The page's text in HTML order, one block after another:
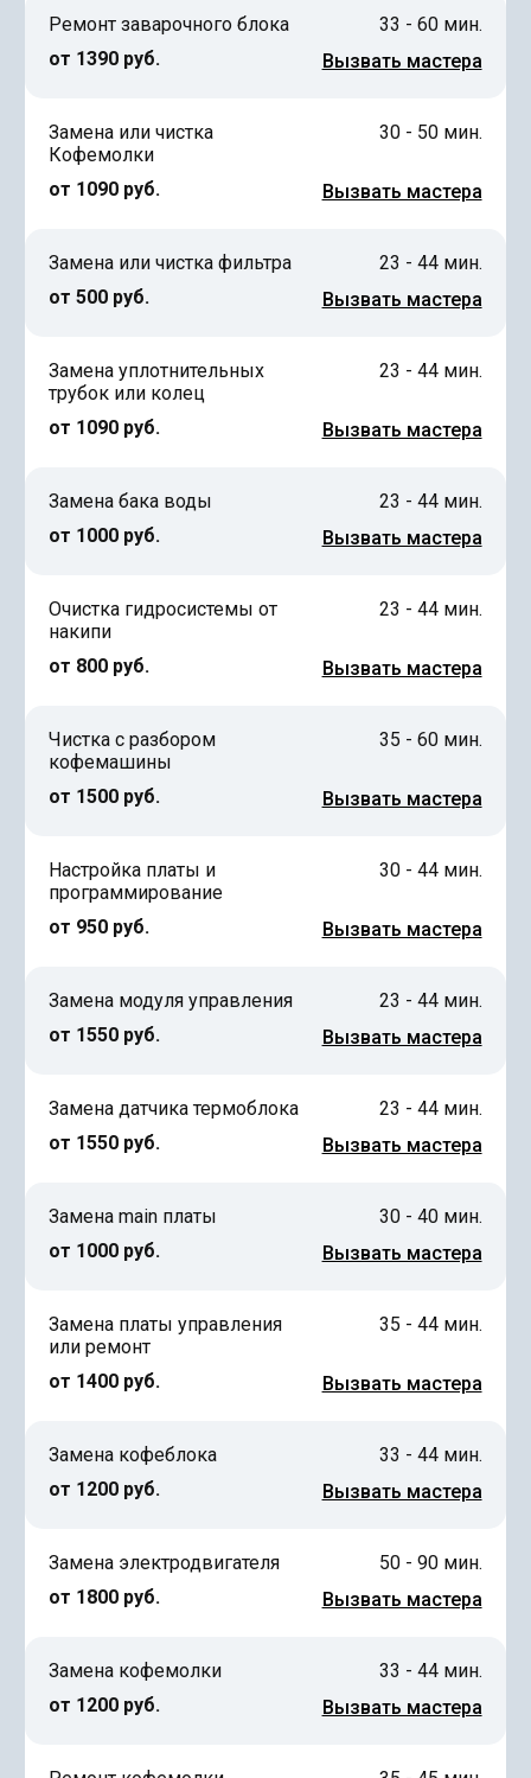
Ремонт заварочного блока
от 1390 руб.
33 - 60 мин.
Вызвать мастера
Замена или чистка
Кофемолки
от 1090 руб.
30 - 50 мин.
Вызвать мастера
Замена или чистка фильтра
от 500 руб.
23 - 44 мин.
Вызвать мастера
Замена уплотнительных
трубок или колец
от 1090 руб.
23 - 44 мин.
Вызвать мастера
Замена бака воды
от 1000 руб.
23 - 44 мин.
Вызвать мастера
Очистка гидросистемы от
накипи
от 800 руб.
23 - 44 мин.
Вызвать мастера
Чистка с разбором
кофемашины
от 1500 руб.
35 - 60 мин.
Вызвать мастера
Настройка платы и
программирование
от 950 руб.
30 - 44 мин.
Вызвать мастера
Замена модуля управления
от 1550 руб.
23 - 44 мин.
Вызвать мастера
Замена датчика термоблока
от 1550 руб.
23 - 44 мин.
Вызвать мастера
Замена main платы
от 1000 руб.
30 - 40 мин.
Вызвать мастера
Замена платы управления
или ремонт
от 1400 руб.
35 - 44 мин.
Вызвать мастера
Замена кофеблока
от 1200 руб.
33 - 44 мин.
Вызвать мастера
Замена электродвигателя
от 1800 руб.
50 - 90 мин.
Вызвать мастера
Замена кофемолки
от 1200 руб.
33 - 44 мин.
Вызвать мастера